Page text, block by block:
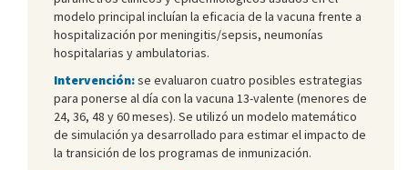
modelo principal incluían la eficacia de la vacuna frente a
hospitalización por meningitis/sepsis, neumonías
hospitalarias y ambulatorias.
Intervención:se evaluaron cuatro posibles estrategias
para ponerse al día con la vacuna 13-valente (menores de
24, 36, 48 y 60 meses). Se utilizó un modelo matemático
de simulación ya desarrollado para estimar el impacto de
la transición de los programas de inmunización.